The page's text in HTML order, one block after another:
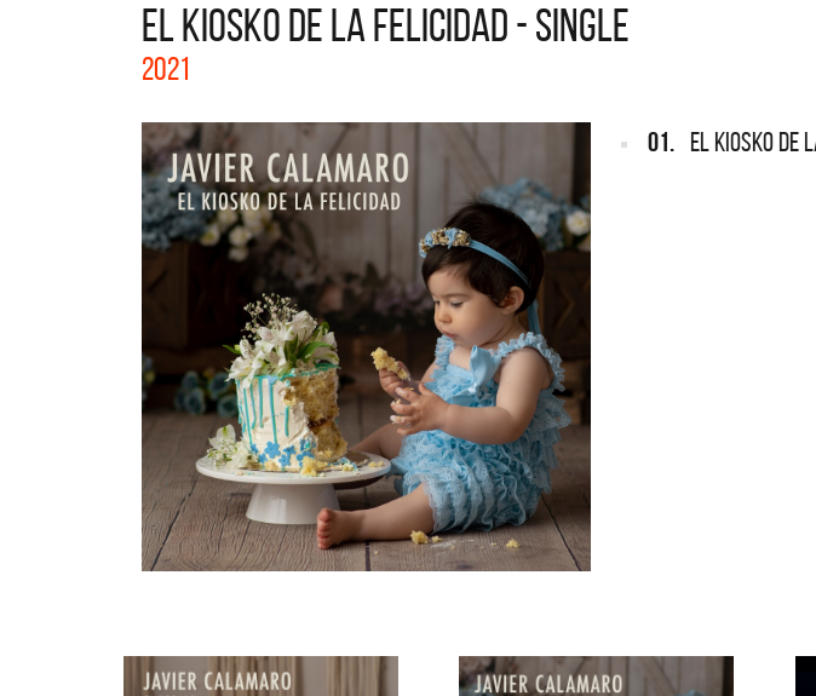
EL KIOSKO DE LA FELICIDAD - SINGLE
2021
01. EL KIOSKO DE
La colección completa de los CMTV